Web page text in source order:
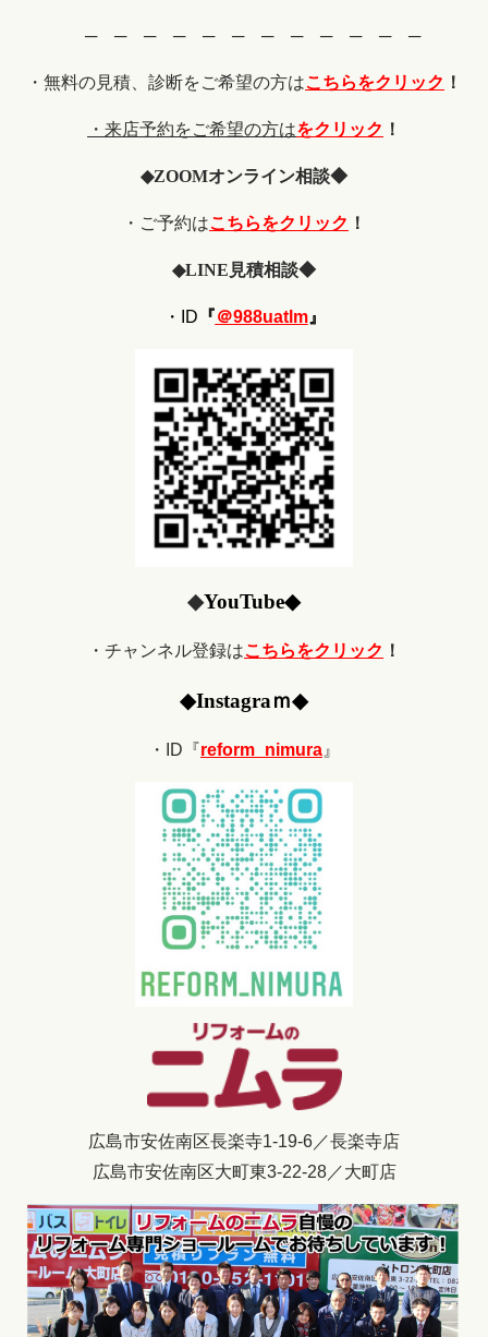
─ ─ ─ ─ ─ ─ ─ ─ ─ ─ ─ ─
・無料の見積、診断をご希望の方はこちらをクリック ！
・来店予約をご希望の方はをクリック ！
◆ZOOMオンライン相談◆
・ご予約はこちらをクリック ！
◆LINE 見積相談◆
・ID 『＠988uatlm』
◆YouTube◆
・チャンネル登録はこちらをクリック ！
◆Instagraｍ◆
・ID『reform_nimura 』
広島市安佐南区長楽寺1-19-6／長楽寺店
広島市安佐南区大町東3-22-28／大町店